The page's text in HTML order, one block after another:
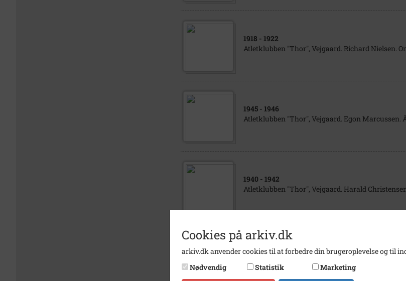
1918 - 1922
Atletklubben "Thor", Vejgaard. Richard Nielsen.
1945 - 1946
Atletklubben "Thor", Vejgaard. Egon Marcussen.
1940 - 1942
Atletklubben "Thor", Vejgaard. Harald
1933- 1937
Cookies på arkiv.dk
arkiv.dk anvender cookies til at forbedre din brugeroplevelse og til
Nødvendig
Statistik Marketing